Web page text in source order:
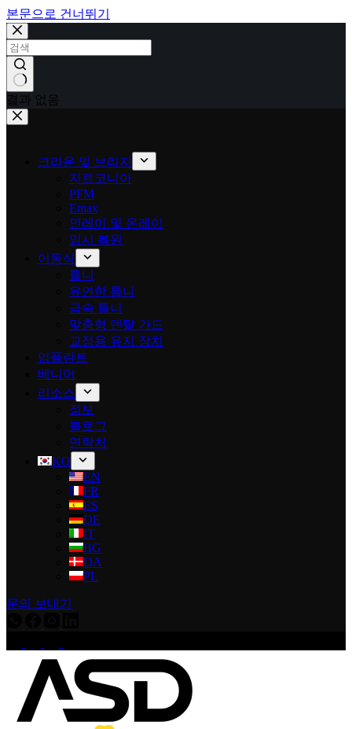
본문으로 건너뛰기
결과 없음
크라운 및 브리지
지르코니아
PFM
Emax
인레이 및 온레이
임시 복원
이동식
틀니
유연한 틀니
금속 틀니
맞춤형 덴탈 가드
교정용 유지 장치
임플란트
베니어
리소스
정보
블로그
연락처
KO
EN
FR
ES
DE
IT
BG
DA
PL
문의 보내기